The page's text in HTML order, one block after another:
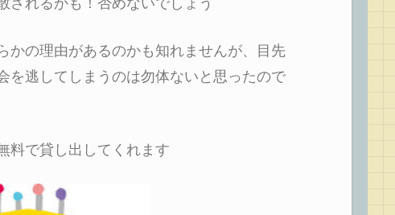
かの理由があるのかも知れませんが、目先
を逃してしまうのは勿体ないと思ったので
料で貸し出してくれます